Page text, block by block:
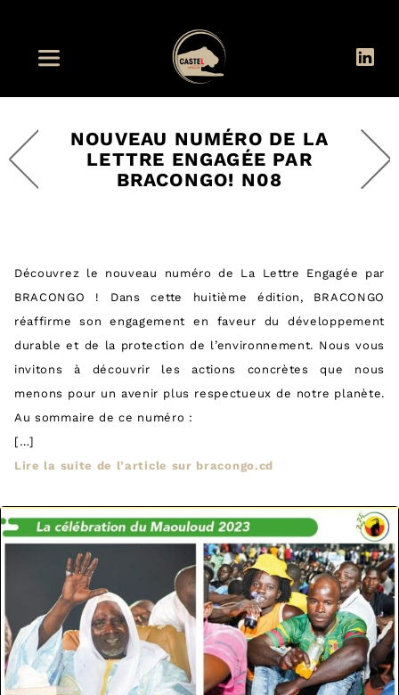
NOUVEAU NUMÉRO DE LA
LETTRE ENGAGÉE PAR
BRACONGO! N08
Découvrez le nouveau numéro de La Lettre Engagée par
BRACONGO ! Dans cette huitième édition, BRACONGO
réaffirme son engagement en faveur du développement
durable et de la protection de l’environnement. Nous vous
invitons à découvrir les actions concrètes que nous
menons pour un avenir plus respectueux de notre planète.
Au sommaire de ce numéro :
[…]
Lire la suite de l’article sur bracongo.cd